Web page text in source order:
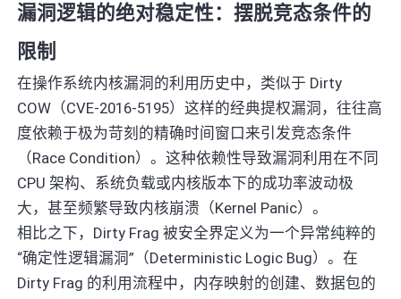
漏洞逻辑的绝对稳定性：摆脱竞态条件的
限制
在操作系统内核漏洞的利用历史中，类似于 Dirty
COW（CVE-2016-5195）这样的经典提权漏洞，往往高
度依赖于极为苛刻的精确时间窗口来引发竞态条件
（Race Condition）。这种依赖性导致漏洞利用在不同
CPU 架构、系统负载或内核版本下的成功率波动极
大，甚至频繁导致内核崩溃（Kernel Panic）。
相比之下，Dirty Frag 被安全界定义为一个异常纯粹的
“确定性逻辑漏洞”（Deterministic Logic Bug）。在
Dirty Frag 的利用流程中，内存映射的创建、数据包的